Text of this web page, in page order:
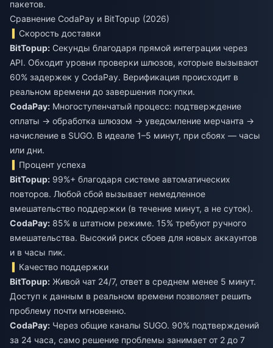
пакетов.
Сравнение CodaPay и BitTopup (2026)
Скорость доставки
BitTopup: Секунды благодаря прямой интеграции через
API. Обходит уровни проверки шлюзов, которые вызывают
60% задержек у CodaPay. Верификация происходит в
реальном времени до завершения покупки.
CodaPay: Многоступенчатый процесс: подтверждение
оплаты -> обработка шлюзом -> уведомление мерчанта ->
начисление в SUGO. В идеале 1–5 минут, при сбоях — часы
или дни.
Процент успеха
BitTopup: 99%+ благодаря системе автоматических
повторов. Любой сбой вызывает немедленное
вмешательство поддержки (в течение минут, а не суток).
CodaPay: 85% в штатном режиме. 15% требуют ручного
вмешательства. Высокий риск сбоев для новых аккаунтов
и в часы пик.
Качество поддержки
BitTopup: Живой чат 24/7, ответ в среднем менее 5 минут.
Доступ к данным в реальном времени позволяет решить
проблему почти мгновенно.
CodaPay: Через общие каналы SUGO. 90% подтверждений
за 24 часа, само решение проблемы занимает от 2 до 7